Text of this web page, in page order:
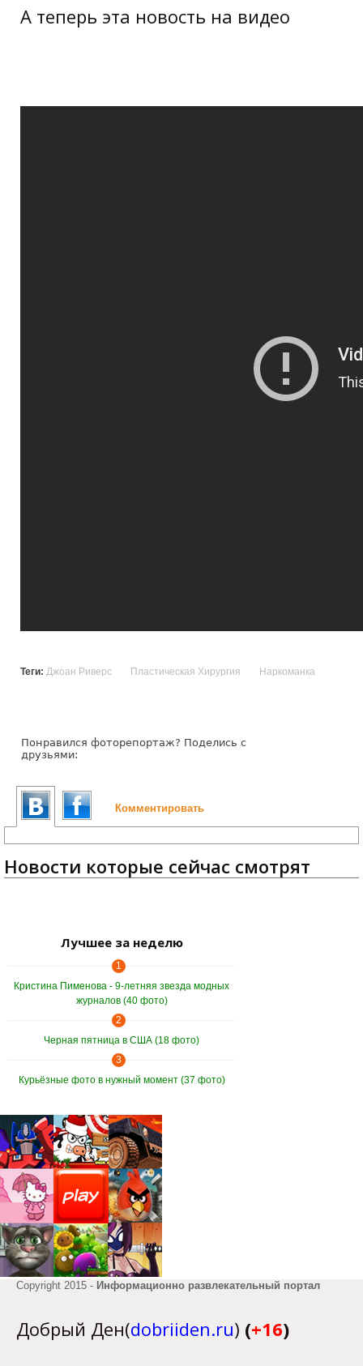
А теперь эта новость на видео
Теги: Джоан Риверс Пластическая Хирургия Наркоманка
Понравился фоторепортаж? Поделись с
друзьями:
Комментировать
Новости которые сейчас смотрят
Лучшее за неделю
1
Кристина Пименова - 9-летняя звезда модных
журналов (40 фото)
2
Черная пятница в США (18 фото)
3
Курьёзные фото в нужный момент (37 фото)
Copyright 2015 - Информационно развлекательный портал
Добрый Ден(dobriiden.ru) (+16)